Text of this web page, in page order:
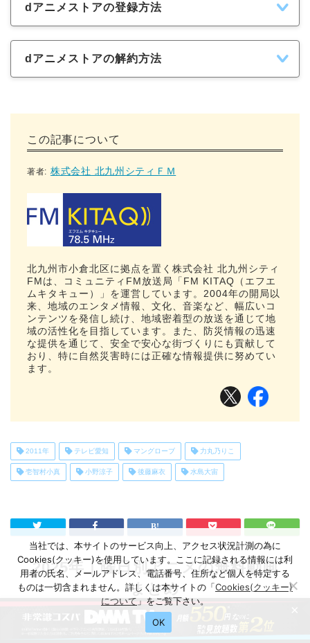
dアニメストアの登録方法
dアニメストアの解約方法
この記事について
著者: 株式会社 北九州シティＦＭ
北九州市小倉北区に拠点を置く株式会社 北九州シティ
FMは、コミュニティFM放送局「FM KITAQ（エフエ
ムキタキュー）」を運営しています。2004年の開局以
来、地域のエンタメ情報、文化、音楽など、幅広いコ
ンテンツを発信し続け、地域密着型の放送を通じて地
域の活性化を目指しています。また、防災情報の迅速
な提供を通じて、安全で安心な街づくりにも貢献して
おり、特に自然災害時には正確な情報提供に努めてい
ます。
2011年 テレビ愛知 マングローブ 力丸乃りこ
壱智村小真 小野涼子 後藤麻衣 水島大宙
2025年｜曜日別アニメの無料動画
まとめ
横にスクロールできます
当社では、本サイトのサービス向上、アクセス状況計測の為に
Cookies(クッキー)を使用しています。ここに記録される情報には利
用者の氏名、メールアドレス、電話番号、住所など個人を特定する
ものは一切含まれません。詳しくは本サイトの「Cookies(クッキー)
について 」をご覧下さい。
OK